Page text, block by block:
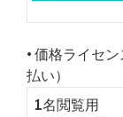
• 価格ライセ
払い）
1名閲覧用